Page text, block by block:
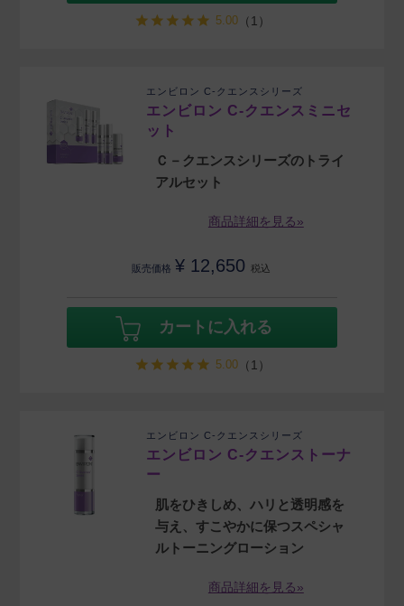
5.00（1）
エンビロン C-クエンスシリーズ
エンビロン C-クエンスミニセ
ット
Ｃ－クエンスシリーズのトライ
アルセット
商品詳細を見る»
販売価格 ¥ 12,650 税込
カートに入れる
5.00（1）
エンビロン C-クエンスシリーズ
エンビロン C-クエンストーナ
ー
肌をひきしめ、ハリと透明感を
与え、すこやかに保つスペシャ
ルトーニングローション
商品詳細を見る»